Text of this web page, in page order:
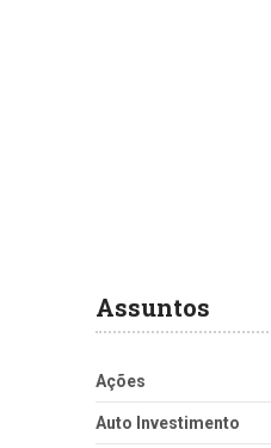
Assuntos
Ações
Auto Investimento